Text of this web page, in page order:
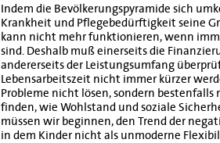
Indem die Bevölkerungspyramide sich
Krankheit und Pflegebedürftigkeit seine
kann nicht mehr funktionieren, wenn
sind. Deshalb muß einerseits die
andererseits der Leistungsumfang
Lebensarbeitszeit nicht immer kürzer
Probleme nicht lösen, sondern
finden, wie Wohlstand und soziale
müssen wir beginnen, den Trend der
in dem Kinder nicht als unmoderne